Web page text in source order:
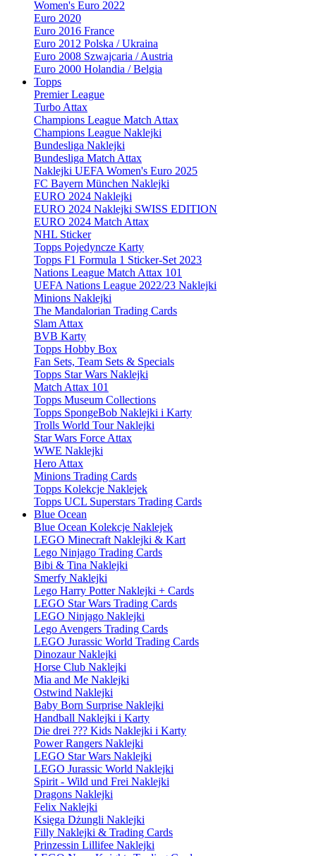
Women's Euro 2022
Euro 2020
Euro 2016 France
Euro 2012 Polska / Ukraina
Euro 2008 Szwajcaria / Austria
Euro 2000 Holandia / Belgia
Topps
Premier League
Turbo Attax
Champions League Match Attax
Champions League Naklejki
Bundesliga Naklejki
Bundesliga Match Attax
Naklejki UEFA Women's Euro 2025
FC Bayern München Naklejki
EURO 2024 Naklejki
EURO 2024 Naklejki SWISS EDITION
EURO 2024 Match Attax
NHL Sticker
Topps Pojedyncze Karty
Topps F1 Formula 1 Sticker-Set 2023
Nations League Match Attax 101
UEFA Nations League 2022/23 Naklejki
Minions Naklejki
The Mandalorian Trading Cards
Slam Attax
BVB Karty
Topps Hobby Box
Fan Sets, Team Sets & Specials
Topps Star Wars Naklejki
Match Attax 101
Topps Museum Collections
Topps SpongeBob Naklejki i Karty
Trolls World Tour Naklejki
Star Wars Force Attax
WWE Naklejki
Hero Attax
Minions Trading Cards
Topps Kolekcje Naklejek
Topps UCL Superstars Trading Cards
Blue Ocean
Blue Ocean Kolekcje Naklejek
LEGO Minecraft Naklejki & Kart
Lego Ninjago Trading Cards
Bibi & Tina Naklejki
Smerfy Naklejki
Lego Harry Potter Naklejki + Cards
LEGO Star Wars Trading Cards
LEGO Ninjago Naklejki
Lego Avengers Trading Cards
LEGO Jurassic World Trading Cards
Dinozaur Naklejki
Horse Club Naklejki
Mia and Me Naklejki
Ostwind Naklejki
Baby Born Surprise Naklejki
Handball Naklejki i Karty
Die drei ??? Kids Naklejki i Karty
Power Rangers Naklejki
LEGO Star Wars Naklejki
LEGO Jurassic World Naklejki
Spirit - Wild und Frei Naklejki
Dragons Naklejki
Felix Naklejki
Księga Dżungli Naklejki
Filly Naklejki & Trading Cards
Prinzessin Lillifee Naklejki